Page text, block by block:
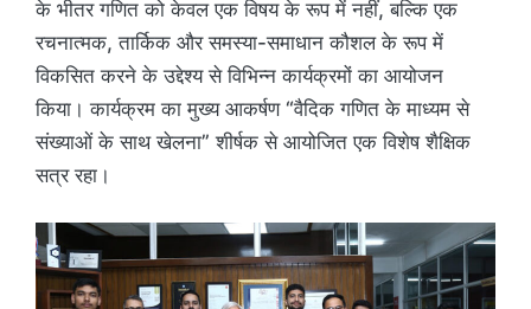
के भीतर गणित को केवल एक विषय के रूप में नहीं, बल्कि एक
रचनात्मक, तार्किक और समस्या-समाधान कौशल के रूप में
विकसित करने के उद्देश्य से विभिन्न कार्यक्रमों का आयोजन
किया। कार्यक्रम का मुख्य आकर्षण “वैदिक गणित के माध्यम से
संख्याओं के साथ खेलना” शीर्षक से आयोजित एक विशेष शैक्षिक
सत्र रहा।